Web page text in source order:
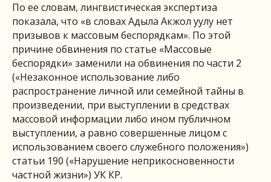
По ее словам, лингвистическая экспертиза
показала, что «в словах Адыла Акжол уулу нет
призывов к массовым беспорядкам». По этой
причине обвинения по статье «Массовые
беспорядки» заменили на обвинения по части 2
(«Незаконное использование либо
распространение личной или семейной тайны в
произведении, при выступлении в средствах
массовой информации либо ином публичном
выступлении, а равно совершенные лицом с
использованием своего служебного положения»)
статьи 190 («Нарушение неприкосновенности
частной жизни») УК КР.